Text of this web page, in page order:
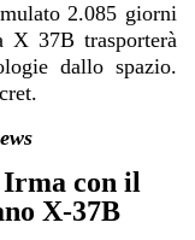
2.085 giorni
X 37B trasporterà
dallo spazio.
Irma con il
X-37B